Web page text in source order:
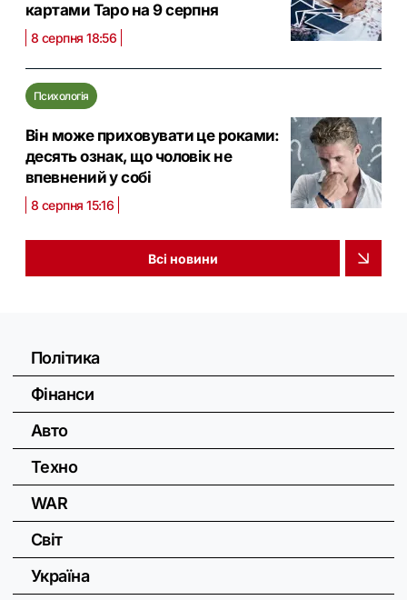
картами Таро на 9 серпня
8 серпня 18:56
Психологія
Він може приховувати це роками:
десять ознак, що чоловік не
впевнений у собі
8 серпня 15:16
Всі новини
Політика
Фінанси
Авто
Техно
WAR
Світ
Україна